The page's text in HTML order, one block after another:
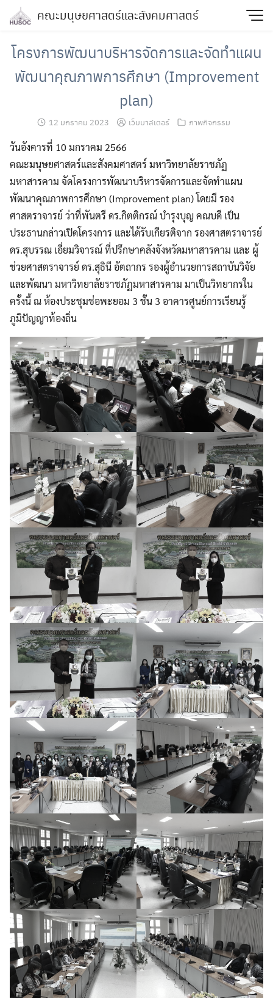
คณะมนุษยศาสตร์และสังคมศาสตร์
โครงการพัฒนาบริหารจัดการและจัดทำแผน
พัฒนาคุณภาพการศึกษา (Improvement
plan)
12 มกราคม 2023 เว็บมาสเตอร์ ภาพกิจกรรม
วันอังคารที่ 10 มกราคม 2566
คณะมนุษยศาสตร์และสังคมศาสตร์ มหาวิทยาลัยราชภัฏ
มหาสารคาม จัดโครงการพัฒนาบริหารจัดการและจัดทำแผน
พัฒนาคุณภาพการศึกษา (Improvement plan) โดยมี รอง
ศาสตราจารย์ ว่าที่พันตรี ดร.กิตติกรณ์ บำรุงบุญ คณบดี เป็น
ประธานกล่าวเปิดโครงการ และได้รับเกียรติจาก รองศาสตราจารย์
ดร.สุบรรณ เอี่ยมวิจารณ์ ที่ปรึกษาคลังจังหวัดมหาสารคาม และ ผู้
ช่วยศาสตราจารย์ ดร.สุธินี อัตถากร รองผู้อำนวยการสถาบันวิจัย
และพัฒนา มหาวิทยาลัยราชภัฏมหาสารคาม มาเป็นวิทยากรใน
ครั้งนี้ ณ ห้องประชุมช่อพะยอม 3 ชั้น 3 อาคารศูนย์การเรียนรู้
ภูมิปัญญาท้องถิ่น